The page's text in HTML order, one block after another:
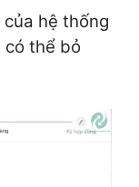
hệ thống
có thể bỏ